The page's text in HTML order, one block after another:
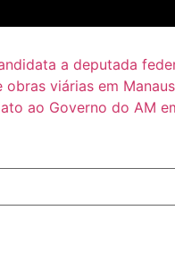
a deputada
viárias em
ao Governo do AM